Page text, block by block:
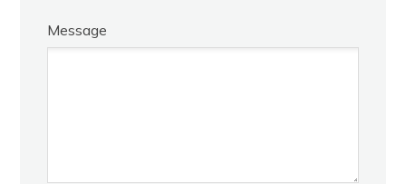
Message